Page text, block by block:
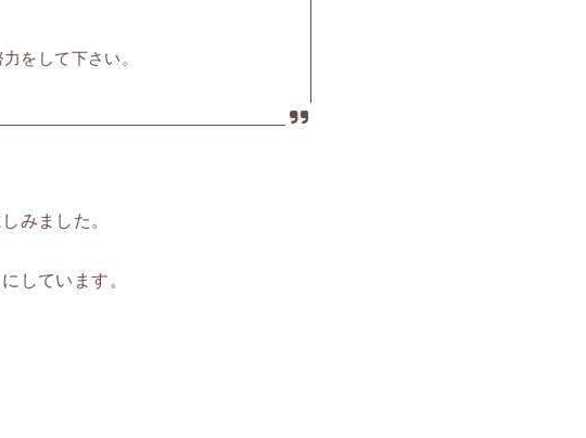
をして下さい。
みました。
しています。